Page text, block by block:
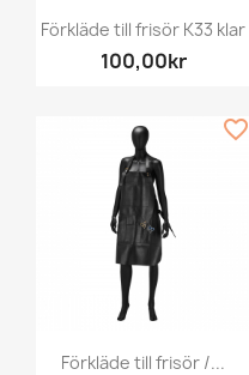
Förkläde till frisör K33 klar
100,00kr
Förkläde till frisör /...
favorite_border